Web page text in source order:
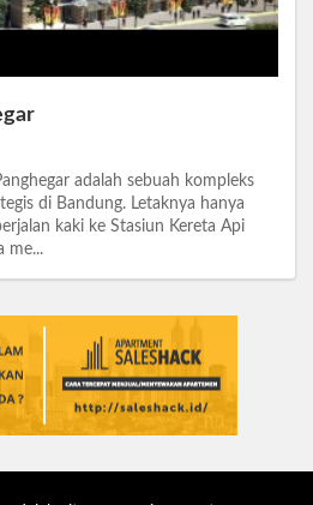
adalah sebuah kompleks
di Bandung. Letaknya hanya
kaki ke Stasiun Kereta Api
me...